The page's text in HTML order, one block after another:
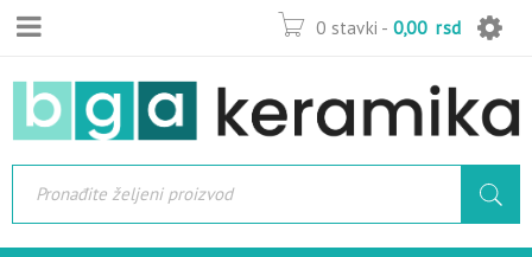
0 stavki - 0,00 rsd